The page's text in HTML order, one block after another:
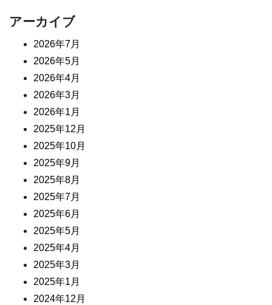
アーカイブ
2026年7月
2026年5月
2026年4月
2026年3月
2026年1月
2025年12月
2025年10月
2025年9月
2025年8月
2025年7月
2025年6月
2025年5月
2025年4月
2025年3月
2025年1月
2024年12月